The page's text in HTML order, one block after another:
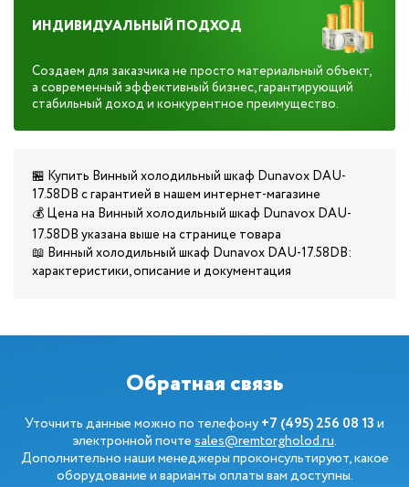
ИНДИВИДУАЛЬНЫЙ ПОДХОД
Создаем для заказчика не просто материальный объект,
а современный эффективный бизнес, гарантирующий
стабильный доход и конкурентное преимущество.
🏪 Купить Винный холодильный шкаф Dunavox DAU-
17.58DB с гарантией в нашем интернет-магазине
💰 Цена на Винный холодильный шкаф Dunavox DAU-
17.58DB указана выше на странице товара
📖 Винный холодильный шкаф Dunavox DAU-17.58DB:
характеристики, описание и документация
Обратная связь
Уточнить данные можно по телефону+7 (495) 256 08 13и
электронной почтеsales@remtorgholod.ru.
Дополнительно наши менеджеры проконсультируют, какое
оборудование и варианты оплаты вам доступны.